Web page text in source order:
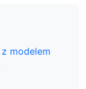
modelem